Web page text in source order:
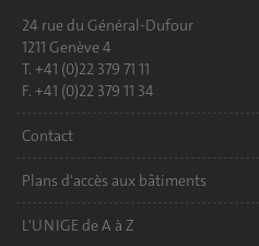
24 rue du Général-Dufour
1211 Genève 4
T. +41 (0)22 379 71 11
F. +41 (0)22 379 11 34
Contact
Plans d'accès aux bâtiments
L'UNIGE de A à Z